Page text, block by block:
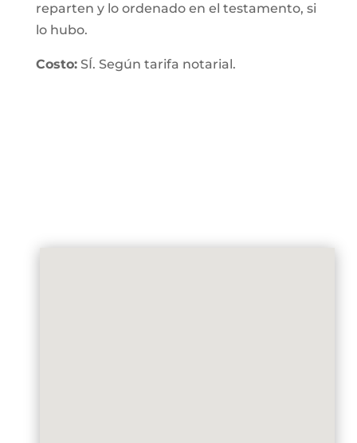
reparten y lo ordenado en el testamento, si
lo hubo.
Costo:SÍ. Según tarifa notarial.